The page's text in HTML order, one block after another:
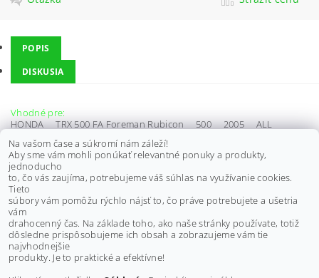
POPIS
DISKUSIA
Vhodné pre:
HONDA TRX 500 FA Foreman Rubicon 500 2005 ALL
HONDA TRX 500 FA Foreman Rubicon 500 2006 ALL
HONDA TRX 500 FGA Foreman Rubicon 500 2006 ALL
HONDA TRX 500 FA Foreman Rubicon 500 2007 ALL
HONDA TRX 500 FGA Foreman Rubicon 500 2007 ALL
HONDA TRX 500 FA Foreman Rubicon 500 2008 ALL
HONDA TRX 500 FGA Foreman Rubicon 500 2008 ALL
HONDA TRX 500 FA Foreman Rubicon 500 2009 ALL
Buďte prvý, kto napíše príspevok k tejto položke.
Na vašom čase a súkromí nám záleží!
Aby sme vám mohli ponúkať relevantné ponuky a produkty,
jednoducho
to, čo vás zaujíma, potrebujeme váš súhlas na využívanie cookies.
Tieto
súbory vám pomôžu rýchlo nájsť to, čo práve potrebujete a ušetria
vám
drahocenný čas. Na základe toho, ako naše stránky používate, totiž
dôsledne prispôsobujeme ich obsah a zobrazujeme vám tie
najvhodnejšie
produkty. Je to praktické a efektívne!